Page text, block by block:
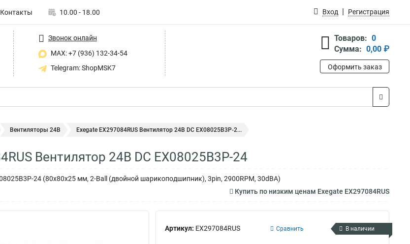
Контакты 10.00 - 18.00 Вход Регистрация
Звонок онлайн
MAX: +7 (936) 132-34-54
Telegram: ShopMSK7
Товаров: 0
Сумма: 0,00 ₽
Оформить заказ
Вентиляторы 24В Exegate EX297084RUS Вентилятор 24В DC EX08025B3P-2...
Вентилятор 24В DC EX08025B3P-24
24 (80x80x25 мм, 2-Ball (двойной шарикоподшипник), 3pin, 2900RPM, 30dBA)
Купить по низким ценам Exegate EX297084RUS
Артикул: EX297084RUS Сравнить В наличии